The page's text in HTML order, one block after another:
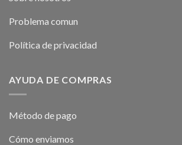
Problema comun
Política de privacidad
AYUDA DE COMPRAS
Método de pago
Cómo enviamos